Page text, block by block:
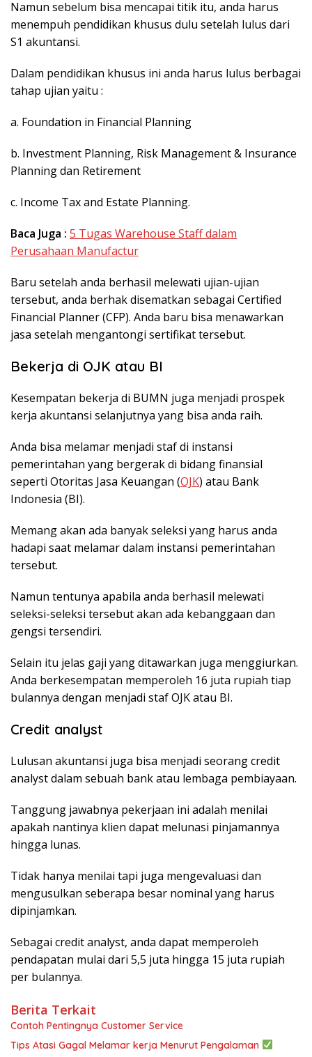
Namun sebelum bisa mencapai titik itu, anda harus
menempuh pendidikan khusus dulu setelah lulus dari
S1 akuntansi.
Dalam pendidikan khusus ini anda harus lulus berbagai
tahap ujian yaitu :
a. Foundation in Financial Planning
b. Investment Planning, Risk Management & Insurance
Planning dan Retirement
c. Income Tax and Estate Planning.
Baca Juga : 5 Tugas Warehouse Staff dalam
Perusahaan Manufactur
Baru setelah anda berhasil melewati ujian-ujian
tersebut, anda berhak disematkan sebagai Certified
Financial Planner (CFP). Anda baru bisa menawarkan
jasa setelah mengantongi sertifikat tersebut.
Bekerja di OJK atau BI
Kesempatan bekerja di BUMN juga menjadi prospek
kerja akuntansi selanjutnya yang bisa anda raih.
Anda bisa melamar menjadi staf di instansi
pemerintahan yang bergerak di bidang finansial
seperti Otoritas Jasa Keuangan (OJK) atau Bank
Indonesia (BI).
Memang akan ada banyak seleksi yang harus anda
hadapi saat melamar dalam instansi pemerintahan
tersebut.
Namun tentunya apabila anda berhasil melewati
seleksi-seleksi tersebut akan ada kebanggaan dan
gengsi tersendiri.
Selain itu jelas gaji yang ditawarkan juga menggiurkan.
Anda berkesempatan memperoleh 16 juta rupiah tiap
bulannya dengan menjadi staf OJK atau BI.
Credit analyst
Lulusan akuntansi juga bisa menjadi seorang credit
analyst dalam sebuah bank atau lembaga pembiayaan.
Tanggung jawabnya pekerjaan ini adalah menilai
apakah nantinya klien dapat melunasi pinjamannya
hingga lunas.
Tidak hanya menilai tapi juga mengevaluasi dan
mengusulkan seberapa besar nominal yang harus
dipinjamkan.
Sebagai credit analyst, anda dapat memperoleh
pendapatan mulai dari 5,5 juta hingga 15 juta rupiah
per bulannya.
Berita Terkait
Contoh Pentingnya Customer Service
Tips Atasi Gagal Melamar kerja Menurut Pengalaman